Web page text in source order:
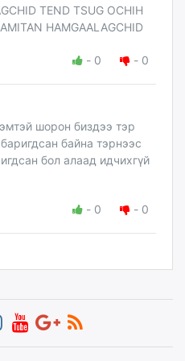
TEND TSUG OCHIH
HAMGAALAGCHID
- 0 - 0
шорон биздээ тэр
байна тэрнээс
бол алаад идчихгүй
- 0 - 0